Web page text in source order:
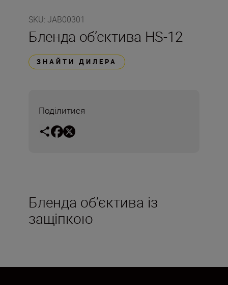
SKU: JAB00301
Бленда об’єктива HS-12
ЗНАЙТИ ДИЛЕРА
Поділитися
Бленда об’єктива із
защіпкою